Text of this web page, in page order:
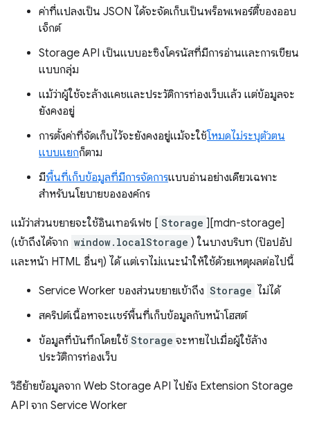
ค่าที่แปลงเป็น JSON ได้จะจัดเก็บเป็นพร็อพเพอร์ตี้ของออบ
เจ็กต์
Storage API เป็นแบบอะซิงโครนัสที่มีการอ่านและการเขียน
แบบกลุ่ม
แม้ว่าผู้ใช้จะล้างแคชและประวัติการท่องเว็บแล้ว แต่ข้อมูลจะ
ยังคงอยู่
การตั้งค่าที่จัดเก็บไว้จะยังคงอยู่แม้จะใช้โหมดไม่ระบุตัวตน
แบบแยกก็ตาม
มีพื้นที่เก็บข้อมูลที่มีการจัดการแบบอ่านอย่างเดียวเฉพาะ
สำหรับนโยบายขององค์กร
แม้ว่าส่วนขยายจะใช้อินเทอร์เฟซ [ Storage ][mdn-storage]
(เข้าถึงได้จาก window.localStorage ) ในบางบริบท (ป๊อปอัป
และหน้า HTML อื่นๆ) ได้ แต่เราไม่แนะนำให้ใช้ด้วยเหตุผลต่อไปนี้
Service Worker ของส่วนขยายเข้าถึง Storage ไม่ได้
สคริปต์เนื้อหาจะแชร์พื้นที่เก็บข้อมูลกับหน้าโฮสต์
ข้อมูลที่บันทึกโดยใช้ Storage จะหายไปเมื่อผู้ใช้ล้าง
ประวัติการท่องเว็บ
วิธีย้ายข้อมูลจาก Web Storage API ไปยัง Extension Storage
API จาก Service Worker